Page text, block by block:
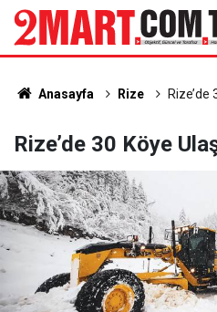
Anasayfa Rize Rize’de
Rize’de 30 Köye